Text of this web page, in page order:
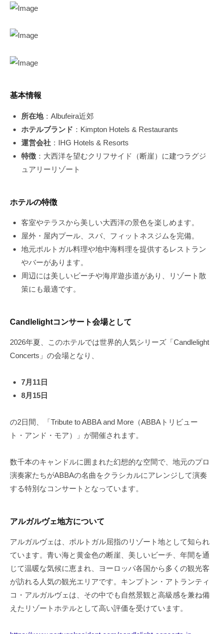
基本情報
所在地：Albufeira近郊
ホテルブランド ：Kimpton Hotels & Restaurants
運営会社：IHG Hotels & Resorts
特徴：大西洋を望むクリフサイド（断崖）に建つラグジ
ュアリーリゾート
ホテルの特徴
客室やテラスから美しい大西洋の景色を楽しめます。
屋外・屋内プール、スパ、フィットネスジムを完備。
地元ポルトガル料理や地中海料理を提供するレストラン
やバーがあります。
周辺には美しいビーチや海岸遊歩道があり、リゾート散
策にも最適です。
Candlelightコンサート会場として
2026年夏、このホテルでは世界的人気シリーズ「Candlelight
Concerts」の会場となり、
7月11日
8月15日
の2日間、「Tribute to ABBA and More（ABBAトリビュー
ト・アンド・モア）」が開催されます。
数千本のキャンドルに囲まれた幻想的な空間で、地元のプロ
演奏家たちがABBAの名曲をクラシカルにアレンジして演奏
する特別なコンサートとなっています。
アルガルヴェ地方について
アルガルヴェは、ポルトガル屈指のリゾート地として知られ
ています。青い海と黄金色の断崖、美しいビーチ、年間を通
じて温暖な気候に恵まれ、ヨーロッパ各国から多くの観光客
が訪れる人気の観光エリアです。キンプトン・アトランティ
コ・アルガルヴェは、その中でも自然景観と高級感を兼ね備
えたリゾートホテルとして高い評価を受けています。